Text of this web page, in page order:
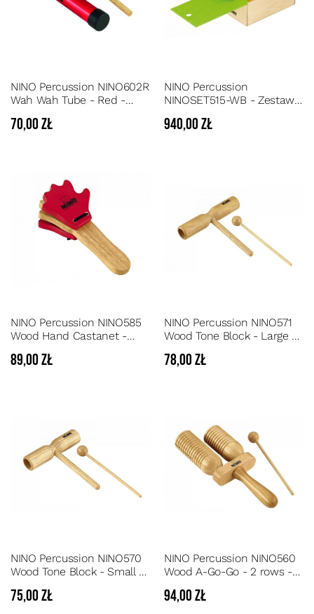
NINO Percussion NINO602R
Wah Wah Tube - Red -
- Czerwona
70,00 zł
NINO Percussion
NINOSET515-WB - Zestaw
perkusyjnych dla dzieci 15
940,00 zł
NINO Percussion NINO585
Wood Hand Castanet -
kształcie ręki w kolorze
89,00 zł
NINO Percussion NINO571
Wood Tone Block - Large -
pudełko rytmiczne z
78,00 zł
NINO Percussion NINO570
Wood Tone Block - Small -
pudełko rytmiczne z
75,00 zł
NINO Percussion NINO560
Wood A-Go-Go - 2 rows -
pudełko rytmiczne z
94,00 zł